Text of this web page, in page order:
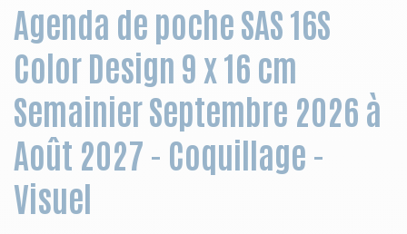
Agenda de poche SAS 16S
Color Design 9 x 16 cm
Semainier Septembre 2026 à
Août 2027 - Coquillage -
Visuel